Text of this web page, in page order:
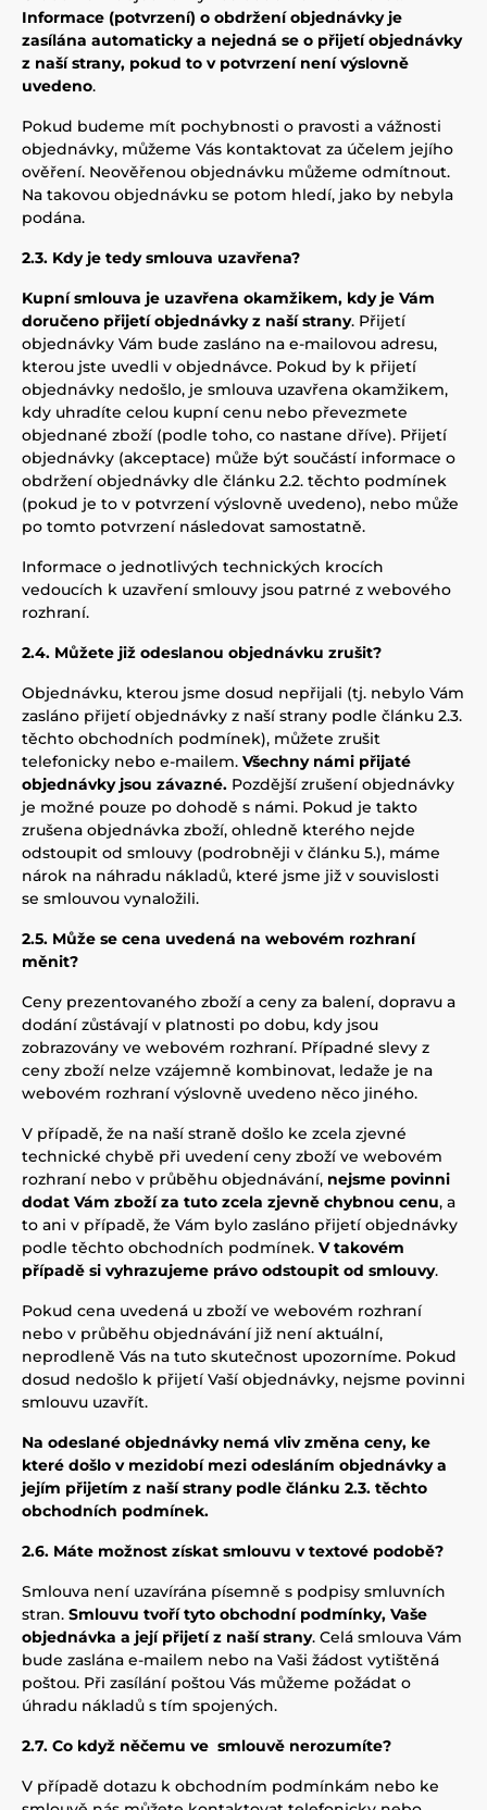
Informace (potvrzení) o obdržení objednávky je
zasílána automaticky a nejedná se o přijetí objednávky
z naší strany, pokud to v potvrzení není výslovně
uvedeno.
Pokud budeme mít pochybnosti o pravosti a vážnosti
objednávky, můžeme Vás kontaktovat za účelem jejího
ověření. Neověřenou objednávku můžeme odmítnout.
Na takovou objednávku se potom hledí, jako by nebyla
podána.
2.3. Kdy je tedy smlouva uzavřena?
Kupní smlouva je uzavřena okamžikem, kdy je Vám
doručeno přijetí objednávky z naší strany. Přijetí
objednávky Vám bude zasláno na e-mailovou adresu,
kterou jste uvedli v objednávce. Pokud by k přijetí
objednávky nedošlo, je smlouva uzavřena okamžikem,
kdy uhradíte celou kupní cenu nebo převezmete
objednané zboží (podle toho, co nastane dříve). Přijetí
objednávky (akceptace) může být součástí informace o
obdržení objednávky dle článku 2.2. těchto podmínek
(pokud je to v potvrzení výslovně uvedeno), nebo může
po tomto potvrzení následovat samostatně.
Informace o jednotlivých technických krocích
vedoucích k uzavření smlouvy jsou patrné z webového
rozhraní.
2.4. Můžete již odeslanou objednávku zrušit?
Objednávku, kterou jsme dosud nepřijali (tj. nebylo Vám
zasláno přijetí objednávky z naší strany podle článku 2.3.
těchto obchodních podmínek), můžete zrušit
telefonicky nebo e-mailem. Všechny námi přijaté
objednávky jsou závazné. Pozdější zrušení objednávky
je možné pouze po dohodě s námi. Pokud je takto
zrušena objednávka zboží, ohledně kterého nejde
odstoupit od smlouvy (podrobněji v článku 5.), máme
nárok na náhradu nákladů, které jsme již v souvislosti
se smlouvou vynaložili.
2.5. Může se cena uvedená na webovém rozhraní
měnit?
Ceny prezentovaného zboží a ceny za balení, dopravu a
dodání zůstávají v platnosti po dobu, kdy jsou
zobrazovány ve webovém rozhraní. Případné slevy z
ceny zboží nelze vzájemně kombinovat, ledaže je na
webovém rozhraní výslovně uvedeno něco jiného.
V případě, že na naší straně došlo ke zcela zjevné
technické chybě při uvedení ceny zboží ve webovém
rozhraní nebo v průběhu objednávání, nejsme povinni
dodat Vám zboží za tuto zcela zjevně chybnou cenu, a
to ani v případě, že Vám bylo zasláno přijetí objednávky
podle těchto obchodních podmínek. V takovém
případě si vyhrazujeme právo odstoupit od smlouvy.
Pokud cena uvedená u zboží ve webovém rozhraní
nebo v průběhu objednávání již není aktuální,
neprodleně Vás na tuto skutečnost upozorníme. Pokud
dosud nedošlo k přijetí Vaší objednávky, nejsme povinni
smlouvu uzavřít.
Na odeslané objednávky nemá vliv změna ceny, ke
které došlo v mezidobí mezi odesláním objednávky a
jejím přijetím z naší strany podle článku 2.3. těchto
obchodních podmínek.
2.6. Máte možnost získat smlouvu v textové podobě?
Smlouva není uzavírána písemně s podpisy smluvních
stran. Smlouvu tvoří tyto obchodní podmínky, Vaše
objednávka a její přijetí z naší strany. Celá smlouva Vám
bude zaslána e-mailem nebo na Vaši žádost vytištěná
poštou. Při zasílání poštou Vás můžeme požádat o
úhradu nákladů s tím spojených.
2.7. Co když něčemu ve smlouvě nerozumíte?
V případě dotazu k obchodním podmínkám nebo ke